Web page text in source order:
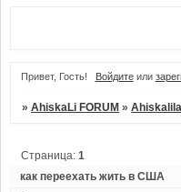
Привет, Гость! Войдитеили
»AhiskaLi FORUM »
как переехать жить в США
Страница:1